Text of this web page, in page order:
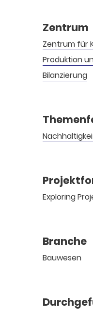
Zentrum
Zentrum für
Produktion
Bilanzierung
Exploring
Branche
Bauwesen